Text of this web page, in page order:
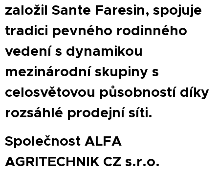
založil Sante Faresin, spojuje
tradici pevného rodinného
vedení s dynamikou
mezinárodní skupiny s
celosvětovou působností díky
rozsáhlé prodejní síti.
Společnost ALFA
AGRITECHNIK CZ s.r.o.